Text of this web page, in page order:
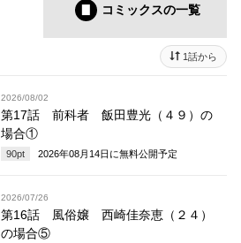
コミックスの一覧
1話から
2026/08/02
第17話 前科者 飯田豊光（４９）の
場合①
90pt 2026年08月14日 に無料公開予定
2026/07/26
第16話 風俗嬢 西崎佳奈恵（２４）
の場合⑤